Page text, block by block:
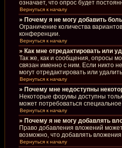
означает, что опрос будет
Вернуться к началу
» Почему я не могу добавить
Ограничение количества
конференции.
Вернуться к началу
» Как мне отредактировать или
Так же, как и сообщения, опросы
связан именно с ним. Если никто
могут отредактировать или
Вернуться к началу
» Почему мне недоступны
Некоторые форумы доступны
может потребоваться
Вернуться к началу
» Почему я не могу добавлять
Право добавления вложений
возможно, что добавлять
Вернуться к началу